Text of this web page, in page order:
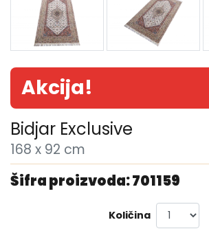
Akcija!
Bidjar Exclusive
168 x 92 cm
Šifra proizvoda: 701159
Količina